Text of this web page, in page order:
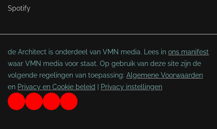
Spotify
de Architect is onderdeel van VMN media. Lees in ons manifest
waar VMN media voor staat. Op gebruik van deze site zijn de
volgende regelingen van toepassing: Algemene Voorwaarden
en Privacy en Cookie beleid Privacy instellingen